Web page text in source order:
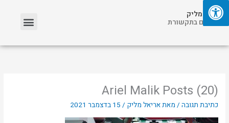
דילוג
לתוכן
אריאל מליק
אזכורים בתקשורת
Ariel Malik Posts (20)
כתיבת תגובה / מאתאריאל מליק / 15 בדצמבר 2021